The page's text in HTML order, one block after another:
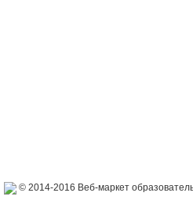
© 2014-2016 Веб-маркет